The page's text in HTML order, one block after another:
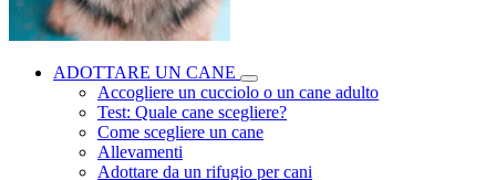
ADOTTARE UN CANE
Accogliere un cucciolo o un cane adulto
Test: Quale cane scegliere?
Come scegliere un cane
Allevamenti
Adottare da un rifugio per cani